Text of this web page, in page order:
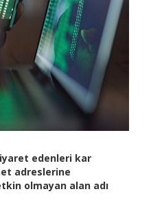
edenleri kar
adreslerine
olmayan alan adı